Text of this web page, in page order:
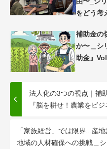
をどう考
補助金の
か〜＿シ
助金』
法人化の3つの視点｜補
『脳を耕せ！農業をビ
「家族経営」では限界...産
地域の人材確保への挑戦＿